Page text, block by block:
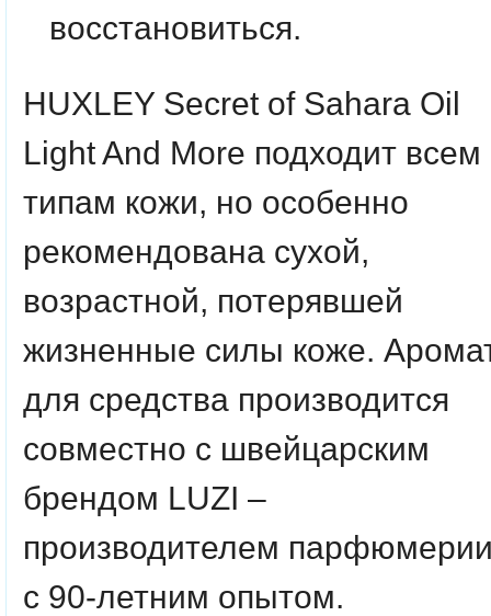
восстановиться.
HUXLEY Secret of Sahara Oil
Light And More подходит всем
типам кожи, но особенно
рекомендована сухой,
возрастной, потерявшей
жизненные силы коже.
для средства производится
совместно с швейцарским
брендом LUZI –
производителем
с 90-летним опытом.